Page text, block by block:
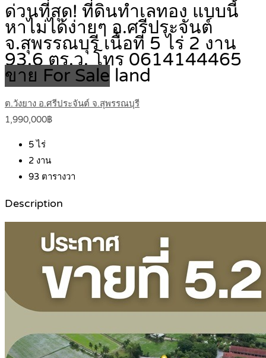
ด่วนที่สุด! ที่ดินทำเลทอง แบบนี้
หาไม่ได้ง่ายๆ อ.ศรีประจันต์
จ.สุพรรณบุรี เนื้อที่ 5 ไร่ 2 งาน
93.6 ตร.ว. โทร 0614144465
ขาย For Sale land
ต.วังยาง อ.ศรีประจันต์ จ.สุพรรณบุรี
1,990,000฿
5ไร่
2 งาน
93 ตารางวา
Description